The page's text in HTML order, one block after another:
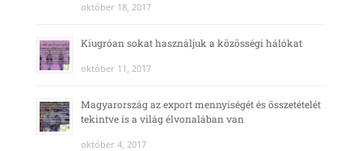
október 18, 2017
Kiugróan sokat használjuk a közösségi hálókat
október 11, 2017
Magyarország az export mennyiségét és összetételét
tekintve is a világ élvonalában van
október 4, 2017